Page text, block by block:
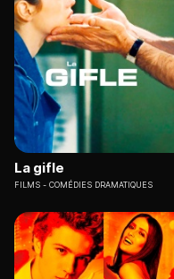
La gifle
FILMS COMÉDIES DRAMATIQUES